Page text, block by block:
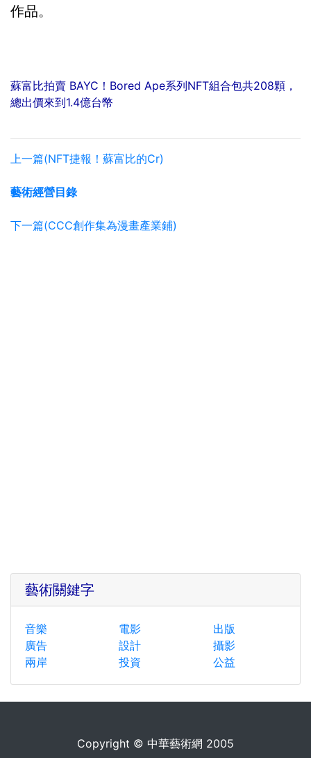
作品。
蘇富比拍賣 BAYC！Bored Ape系列NFT組合包共208顆，
總出價來到1.4億台幣
上一篇(NFT捷報！蘇富比的Cr)
藝術經營目錄
下一篇(CCC創作集為漫畫產業鋪)
藝術關鍵字
音樂 電影
出版
廣告
設計
攝影
兩岸
投資 公益
Copyright © 中華藝術網 2005